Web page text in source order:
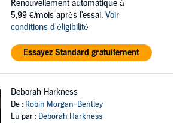
Renouvellement automatique à
5,99 €/mois après l'essai. Voir
conditions d'éligibilité
Essayez Standard gratuitement
Deborah Harkness
De : Robin Morgan-Bentley
Lu par : Deborah Harkness